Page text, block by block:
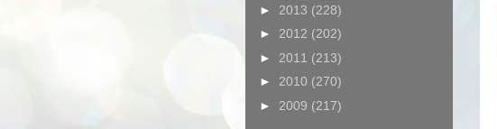
► 2013 (228)
► 2012 (202)
► 2011 (213)
► 2010 (270)
► 2009 (217)